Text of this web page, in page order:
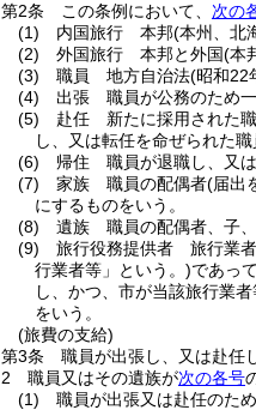
第2条
この条例において、 次の
(1)
内国旅行 本邦(本州、北
(2)
外国旅行 本邦と外国(本
(3)
職員 地方自治法(昭和22
(4)
出張 職員が公務のため一
(5)
赴任 新たに採用された
し、又は転任を命ぜられた
(6)
帰住 職員が退職し、又は
(7)
家族 職員の配偶者(届出
にするものをいう。
(8)
遺族 職員の配偶者、子、
(9)
旅行役務提供者 旅行業者
行業者等」という。)であっ
し、かつ、市が当該旅行業
をいう。
(旅費の支給)
第3条
職員が出張し、又は赴任
2
職員又はその遺族が次の各号
(1)
職員が出張又は赴任のた